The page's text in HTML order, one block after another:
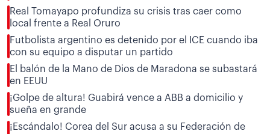
Real Tomayapo profundiza su crisis tras caer como
local frente a Real Oruro
Futbolista argentino es detenido por el ICE cuando iba
con su equipo a disputar un partido
El balón de la Mano de Dios de Maradona se subastará
en EEUU
¡Golpe de altura! Guabirá vence a ABB a domicilio y
sueña en grande
¡Escándalo! Corea del Sur acusa a su Federación de